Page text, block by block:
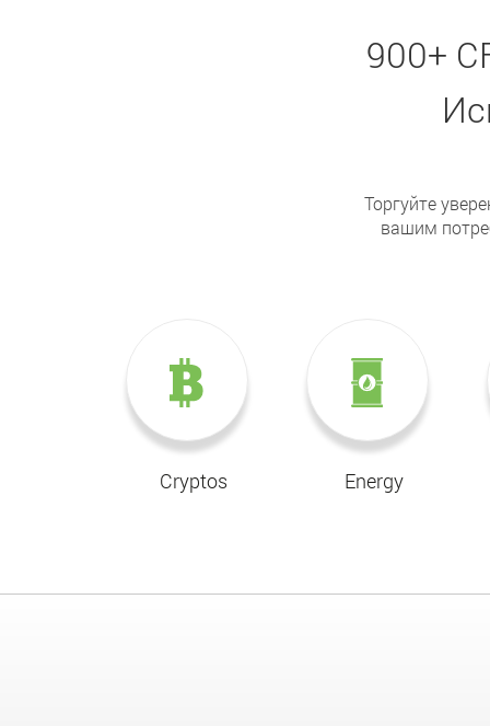
900+
Торгуйте
вашим
Cryptos Energy